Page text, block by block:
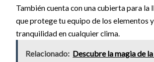
También cuenta con una cubierta para la
que protege tu equipo de los elementos
tranquilidad en cualquier clima.
Relacionado: Descubre la magia de